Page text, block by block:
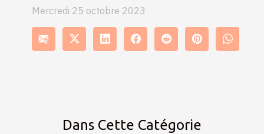
Mercredi 25 octobre 2023
Dans Cette Catégorie